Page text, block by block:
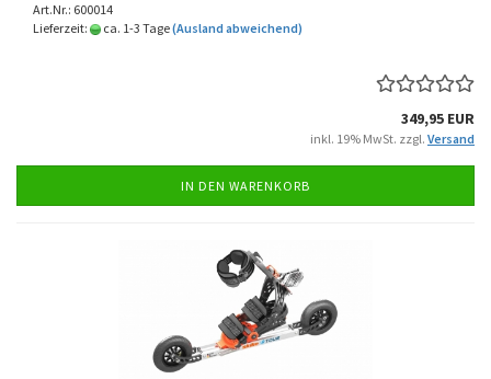
Art.Nr.: 600014
Lieferzeit:
ca. 1-3 Tage(Ausland abweichend)
349,95 EUR
inkl. 19% MwSt. zzgl. Versand
IN DEN WARENKORB